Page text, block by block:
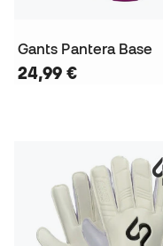
Gants Pantera Base
24,99 €